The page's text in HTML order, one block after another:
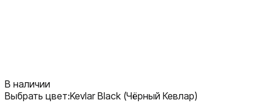
В наличии
Выбрать цвет:Kevlar Black (Чёрный Кевлар)